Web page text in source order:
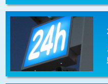
交換・取付(混合水栓（壁付・
式・ワンホール）)
交換・取付(排水栓・排水ト
（P/S/ポップアップ））
交換・取付（その他部品）